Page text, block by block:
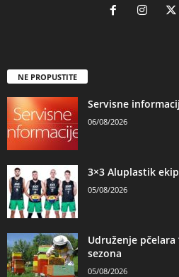
NE PROPUSTITE
Servisne
06/08/2026
3×3 Aluplastik
05/08/2026
Udruženje pčelara
sezona
05/08/2026